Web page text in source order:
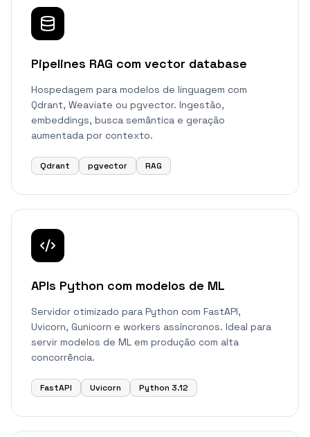
Pipelines RAG com vector database
Hospedagem para modelos de linguagem com
Qdrant, Weaviate ou pgvector. Ingestão,
embeddings, busca semântica e geração
aumentada por contexto.
Qdrant pgvector RAG
APIs Python com modelos de ML
Servidor otimizado para Python com FastAPI,
Uvicorn, Gunicorn e workers assíncronos. Ideal para
servir modelos de ML em produção com alta
concorrência.
FastAPI Uvicorn Python 3.12